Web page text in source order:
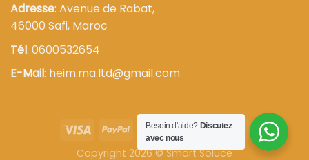
Adresse: Avenue de Rabat,
46000 Safi, Maroc
Tél: 0600532654
E-Mail: heim.ma.ltd@gmail.com
Copyright 2026 ©Smart Soluce
Besoin d'aide? Discutez
avec nous